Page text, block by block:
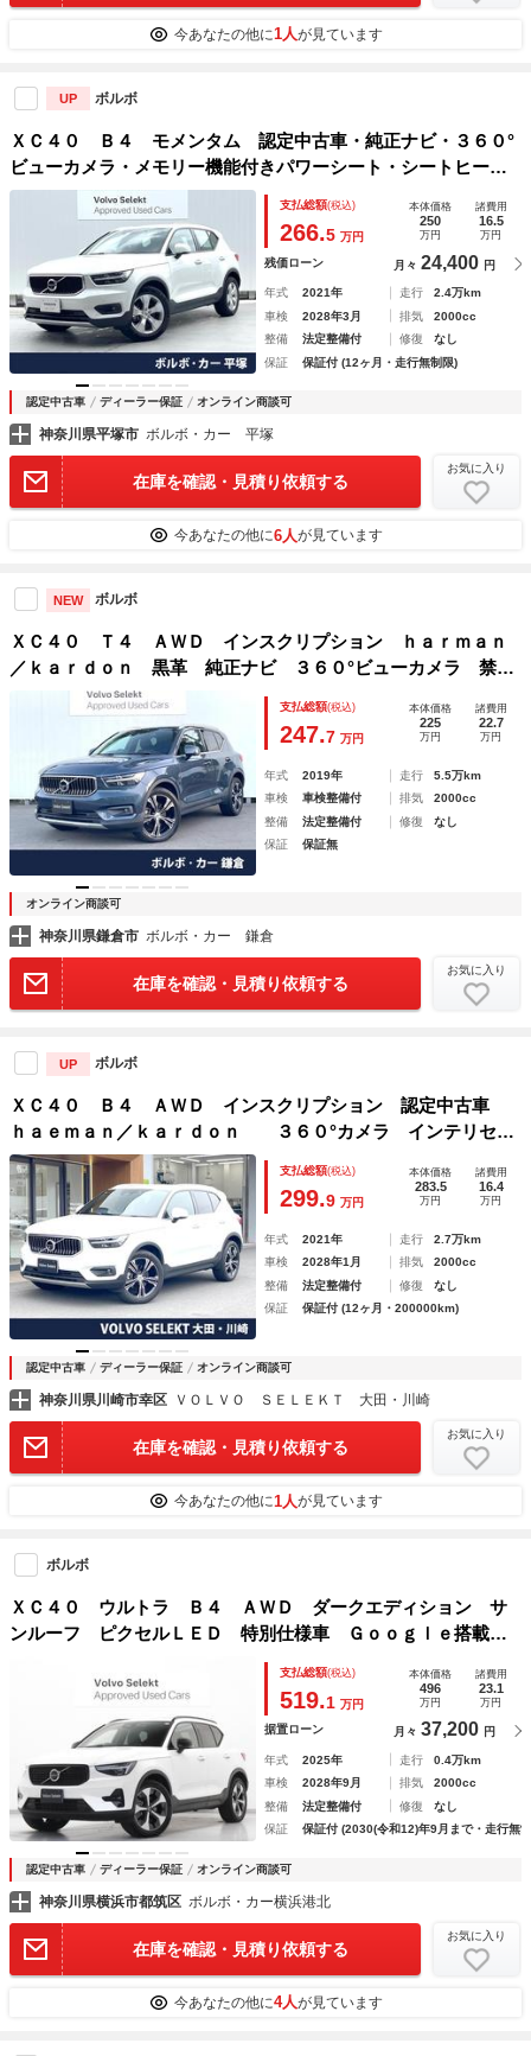
今あなたの他に1人が見ています
UP ボルボ
ＸＣ４０ Ｂ４ モメンタム 認定中古車・純正ナビ・３６０°
ビューカメラ・メモリー機能付きパワーシート・シートヒータ
ー・禁煙車 純正１８インチアルミホイール ＥＴＣ パワー
テールゲート ＢＬＩＳ
支払総額(税込)
266.5 万円
本体価格
250
万円
諸費用
16.5
万円
残価ローン 月々 24,400 円
年式 2021年 走行
2.4万km
車検
2028年3月 排気
2000cc
整備
法定整備付 修復
なし
保証
保証付 (12ヶ月・走行無制限)
認定中古車 ディーラー保証 オンライン商談可
神奈川県平塚市 ボルボ・カー 平塚
在庫を確認・見積り依頼する
お気に入り
今あなたの他に6人が見ています
NEW ボルボ
ＸＣ４０ Ｔ４ ＡＷＤ インスクリプション ｈａｒｍａｎ
／ｋａｒｄｏｎ 黒革 純正ナビ ３６０°ビューカメラ 禁煙
車 メモリー機能付きパワーシート シートヒーター Ｂｌｕ
ｅｔｏｏｔｈ ＥＴＣ ルーフレール フルフラットシート
支払総額(税込)
247.7 万円
本体価格
225
万円
諸費用
22.7
万円
年式 2019年 走行
5.5万km
車検
車検整備付 排気
2000cc
整備
法定整備付 修復
なし
保証
保証無
オンライン商談可
神奈川県鎌倉市 ボルボ・カー 鎌倉
在庫を確認・見積り依頼する
お気に入り
UP ボルボ
ＸＣ４０ Ｂ４ ＡＷＤ インスクリプション 認定中古車
ｈａｅｍａｎ／ｋａｒｄｏｎ ３６０°カメラ インテリセー
フ 衝突被害軽減ブレーキ シートヒーター メモリー機能付
きパワーシート ＬＥＤライト 赤革シート ＡｐｐｌｅＣａ
ｒＰｌａｙ
支払総額(税込)
299.9 万円
本体価格
283.5
万円
諸費用
16.4
万円
年式 2021年 走行
2.7万km
車検
2028年1月 排気
2000cc
整備
法定整備付 修復
なし
保証
保証付 (12ヶ月・200000km)
認定中古車 ディーラー保証 オンライン商談可
神奈川県川崎市幸区 ＶＯＬＶＯ ＳＥＬＥＫＴ 大田・川崎
在庫を確認・見積り依頼する
お気に入り
今あなたの他に1人が見ています
ボルボ
ＸＣ４０ ウルトラ Ｂ４ ＡＷＤ ダークエディション サ
ンルーフ ピクセルＬＥＤ 特別仕様車 Ｇｏｏｇｌｅ搭載
ドラレコ ４８Ｖ ｈａｒｍａｎ／ｋａｒｄｏｎ Ｄａｒｋエ
クステリア スウェードテキスタイル／マイクロテックコンビ
ネーションシート 空気清浄機能
支払総額(税込)
519.1 万円
本体価格
496
万円
諸費用
23.1
万円
据置ローン 月々 37,200 円
年式 2025年 走行
0.4万km
車検
2028年9月 排気
2000cc
整備
法定整備付 修復
なし
保証
保証付 (2030(令和12)年9月まで・走行無
認定中古車 ディーラー保証 オンライン商談可
神奈川県横浜市都筑区 ボルボ・カー横浜港北
在庫を確認・見積り依頼する
お気に入り
今あなたの他に4人が見ています